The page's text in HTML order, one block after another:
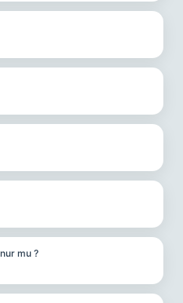
mu ?